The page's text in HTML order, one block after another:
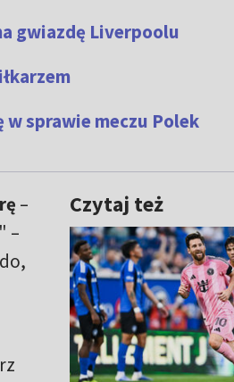
gwiazdę Liverpoolu
w sprawie meczu Polek
Czytaj też
–
–